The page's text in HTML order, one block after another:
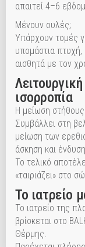
απαιτεί 4–6
Μένουν ουλές;
Υπάρχουν τομές
υπομάστια
αισθητά με τον
ισορροπία
Η μείωση στήθους
Συμβάλλει στη
μείωση των
άσκηση και
Το τελικό
«ταιριάζει» στο
Το ιατρείο
Το ιατρείο της
βρίσκεται στο
Θέρμης.